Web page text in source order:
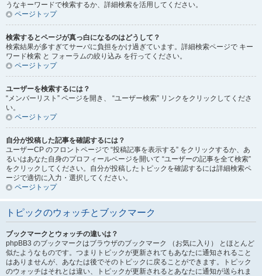
うなキーワードで検索するか、詳細検索を活用してください。
ページトップ
検索するとページが真っ白になるのはどうして？
検索結果が多すぎてサーバに負担をかけ過ぎています。詳細検索ページで キー
ワード検索 と フォーラムの絞り込み を行ってください。
ページトップ
ユーザーを検索するには？
“メンバーリスト” ページを開き、 “ユーザー検索” リンクをクリックしてくださ
い。
ページトップ
自分が投稿した記事を確認するには？
ユーザーCP のフロントページで “投稿記事を表示する” をクリックするか、あ
るいはあなた自身のプロフィールページを開いて “ユーザーの記事を全て検索”
をクリックしてください。自分が投稿したトピックを確認するには詳細検索ペ
ージで適切に入力・選択してください。
ページトップ
トピックのウォッチとブックマーク
ブックマークとウォッチの違いは？
phpBB3 のブックマークはブラウザのブックマーク （お気に入り） とほとんど
似たようなものです。つまりトピックが更新されてもあなたに通知されること
はありませんが、あなたは後でそのトピックに戻ることができます。トピック
のウォッチはそれとは違い、トピックが更新されるとあなたに通知が送られま